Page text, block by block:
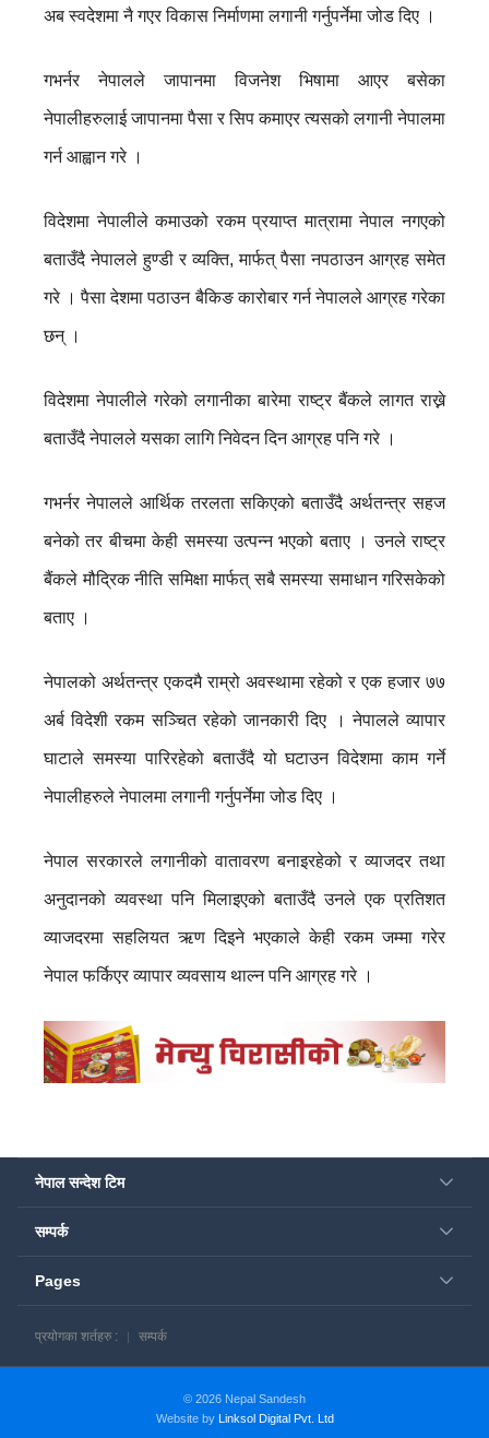
अब स्वदेशमा नै गएर विकास निर्माणमा लगानी गर्नुपर्नेमा जोड दिए ।
गभर्नर नेपालले जापानमा विजनेश भिषामा आएर बसेका
नेपालीहरुलाई जापानमा पैसा र सिप कमाएर त्यसको लगानी नेपालमा
गर्न आह्वान गरे ।
विदेशमा नेपालीले कमाउको रकम प्रयाप्त मात्रामा नेपाल नगएको
बताउँदै नेपालले हुण्डी र व्यक्ति, मार्फत् पैसा नपठाउन आग्रह समेत
गरे । पैसा देशमा पठाउन बैकिङ कारोबार गर्न नेपालले आग्रह गरेका
छन् ।
विदेशमा नेपालीले गरेको लगानीका बारेमा राष्ट्र बैंकले लागत राख्ने
बताउँदै नेपालले यसका लागि निवेदन दिन आग्रह पनि गरे ।
गभर्नर नेपालले आर्थिक तरलता सकिएको बताउँदै अर्थतन्त्र सहज
बनेको तर बीचमा केही समस्या उत्पन्न भएको बताए । उनले राष्ट्र
बैंकले मौद्रिक नीति समिक्षा मार्फत् सबै समस्या समाधान गरिसकेको
बताए ।
नेपालको अर्थतन्त्र एकदमै राम्रो अवस्थामा रहेको र एक हजार ७७
अर्ब विदेशी रकम सञ्चित रहेको जानकारी दिए । नेपालले व्यापार
घाटाले समस्या पारिरहेको बताउँदै यो घटाउन विदेशमा काम गर्ने
नेपालीहरुले नेपालमा लगानी गर्नुपर्नेमा जोड दिए ।
नेपाल सरकारले लगानीको वातावरण बनाइरहेको र व्याजदर तथा
अनुदानको व्यवस्था पनि मिलाइएको बताउँदै उनले एक प्रतिशत
व्याजदरमा सहलियत ऋण दिइने भएकाले केही रकम जम्मा गरेर
नेपाल फर्किएर व्यापार व्यवसाय थाल्न पनि आग्रह गरे ।
नेपाल सन्देश टिम
सम्पर्क
Pages
प्रयोगका शर्तहरु : सम्पर्क
© 2026 Nepal Sandesh
Website by Linksol Digital Pvt. Ltd